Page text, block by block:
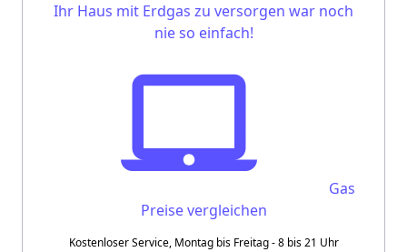
Ihr Haus mit Erdgas zu versorgen war noch
nie so einfach!
Gas
Preise vergleichen
Kostenloser Service, Montag bis Freitag - 8 bis 21 Uhr